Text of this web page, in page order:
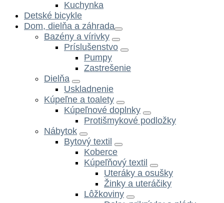
Kuchynka
Detské bicykle
Dom, dielňa a záhrada
Bazény a vírivky
Príslušenstvo
Pumpy
Zastrešenie
Dielňa
Uskladnenie
Kúpeľne a toalety
Kúpeľnové doplnky
Protišmykové podložky
Nábytok
Bytový textil
Koberce
Kúpeľňový textil
Uteráky a osušky
Žinky a uteráčiky
Lôžkoviny